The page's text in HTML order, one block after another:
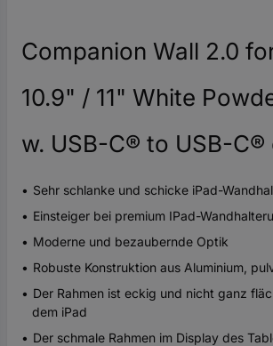
Companion Wall 2.0
10.9" / 11" White
w. USB-C® to USB-C®
Sehr schlanke und schicke iPad-
Einsteiger bei premium IPad-
Moderne und bezaubernde Optik
Robuste Konstruktion aus Aluminium,
Der Rahmen ist eckig und nicht ganz
dem iPad
Der schmale Rahmen im Display des